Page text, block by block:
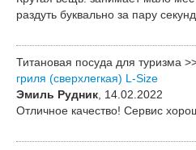
раздуть буквально за пару
Титановая посуда для туризма
гриля (сверхлегкая) L-Size
Эмиль Рудник , 14.02.2022
Отличное качество! Сервис